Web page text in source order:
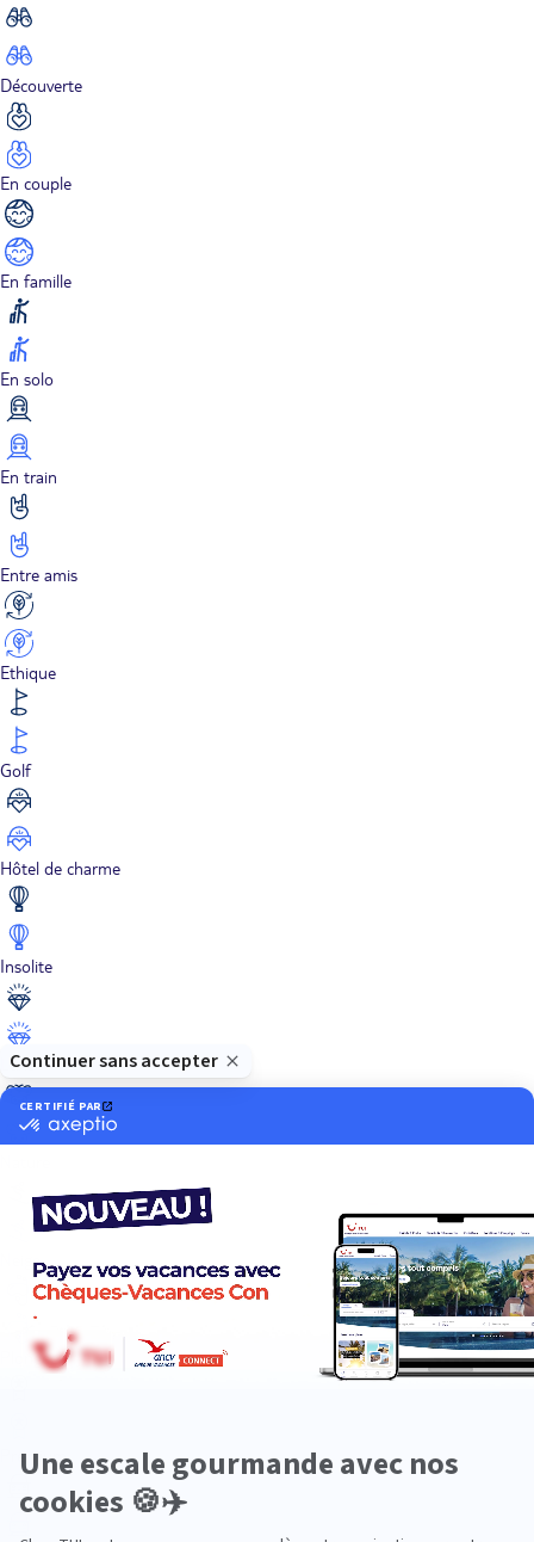
Découverte
En couple
En famille
En solo
En train
Entre amis
Ethique
Golf
Hôtel de charme
Insolite
Luxe
Neige
Plongée
Premium